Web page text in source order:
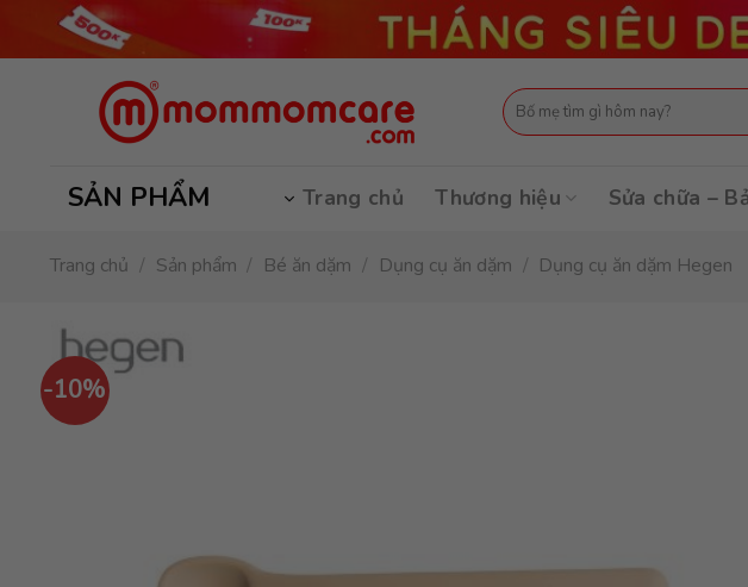
Tìm
kiếm:
SẢN PHẨM Trang chủ Thương hiệu Sửa chữa –
Trang chủ / Sản phẩm / Bé ăn dặm / Dụng cụ ăn dặm / Dụng cụ ăn dặm Hegen
-10%